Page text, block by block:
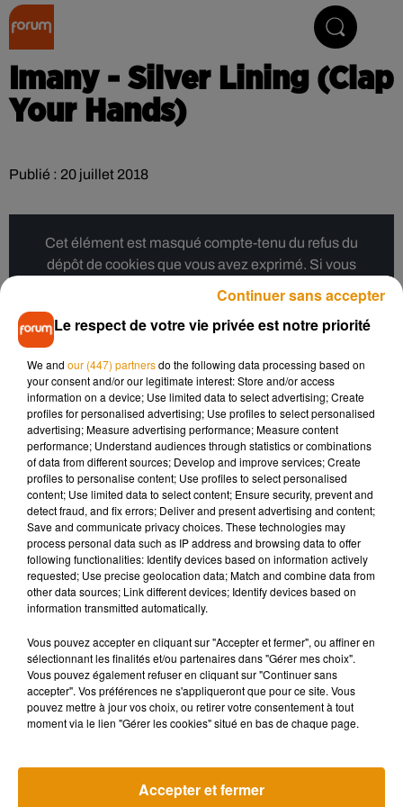
Imany - Silver Lining (Clap
Your Hands)
Publié : 20 juillet 2018
Cet élément est masqué compte-tenu du refus du
dépôt de cookies que vous avez exprimé. Si vous
Musique
Madonna sort enfin le remix de « Love
Sensation » avec Kylie Minogue
Angèle et
collaboration
+ DE MUSIQUE
Le respect de votre vie privée est notre priorité
We and our (447) partnersdo the following data processing based on
your consent and/or our legitimate interest: Store and/or access
information on a device; Use limited data to select advertising; Create
profiles for personalised advertising; Use profiles to select personalised
advertising; Measure advertising performance; Measure content
performance; Understand audiences through statistics or combinations
of data from different sources; Develop and improve services; Create
profiles to personalise content; Use profiles to select personalised
content; Use limited data to select content; Ensure security, prevent and
detect fraud, and fix errors; Deliver and present advertising and content;
Save and communicate privacy choices. These technologies may
process personal data such as IP address and browsing data to offer
following functionalities: Identify devices based on information actively
requested; Use precise geolocation data; Match and combine data from
other data sources; Link different devices; Identify devices based on
information transmitted automatically.
Vous pouvez accepter en cliquant sur "Accepter et fermer", ou affiner en
sélectionnant les finalités et/ou partenaires dans "Gérer mes choix".
Vous pouvez également refuser en cliquant sur "Continuer sans
accepter". Vos préférences ne s'appliqueront que pour ce site. Vous
pouvez mettre à jour vos choix, ou retirer votre consentement à tout
moment via le lien "Gérer les cookies" situé en bas de chaque page.
Accepter et fermer
Continuer sans accepter